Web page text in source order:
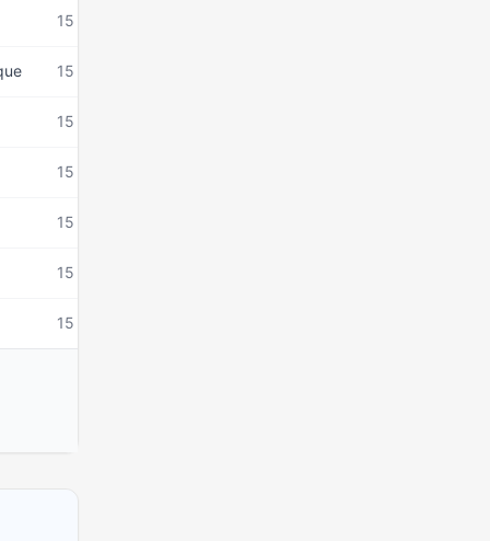
15 mars 2026
15 mars 2026
15 mars 2026
15 mars 2026
15 mars 2026
15 mars 2026
15 mars 2026